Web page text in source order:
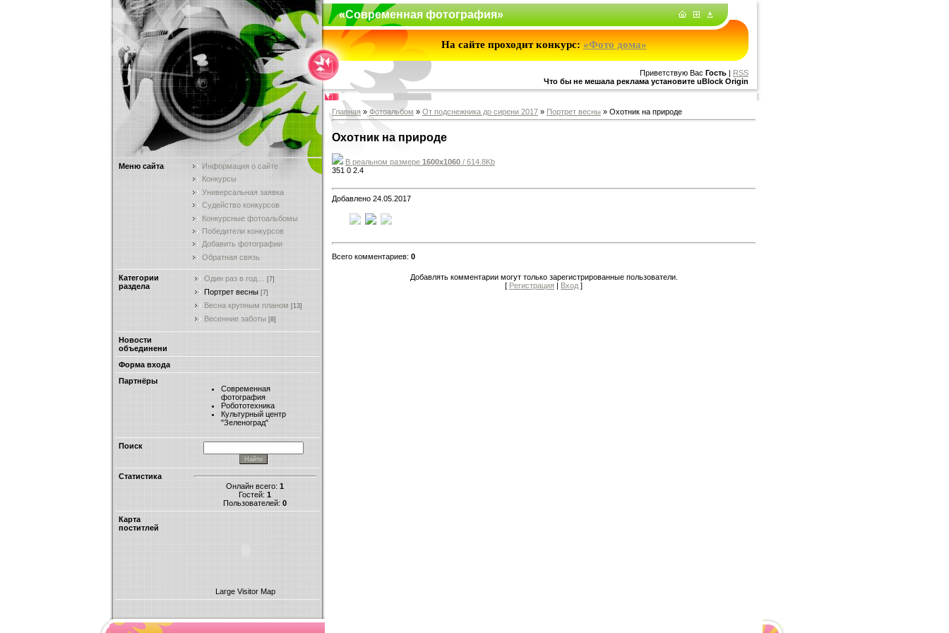
Меню сайта
Информация о сайте
Конкурсы
Универсальная заявка
Судейство конкурсов
Конкурсные фотоальбомы
Победители конкурсов
Добавить фотографии
Обратная связь
Категории
раздела
Один раз в год… [7]
Портрет весны [7]
Весна крупным планом [13]
Весенние заботы [8]
Новости
объединени
Форма входа
Партнёры
Современная
фотография
Робототехника
Культурный центр
"Зеленоград"
Поиск
Статистика
Онлайн всего: 1
Гостей: 1
Пользователей: 0
Карта
поститлей
Large Visitor Map
«Современная фотография»
На сайте проходит конкурс:«Фото дома»
Приветствую Вас Гость | RSS
Что бы не мешала реклама установите uBlock Origin
Главная » Фотоальбом » От подснежника до сирени 2017 » Портрет весны » Охотник на природе
Охотник на природе
В реальном размере 1600x1060 / 614.8Kb
351 0 2.4
Добавлено 24.05.2017
Всего комментариев: 0
Добавлять комментарии могут только зарегистрированные пользователи.
[ Регистрация | Вход ]